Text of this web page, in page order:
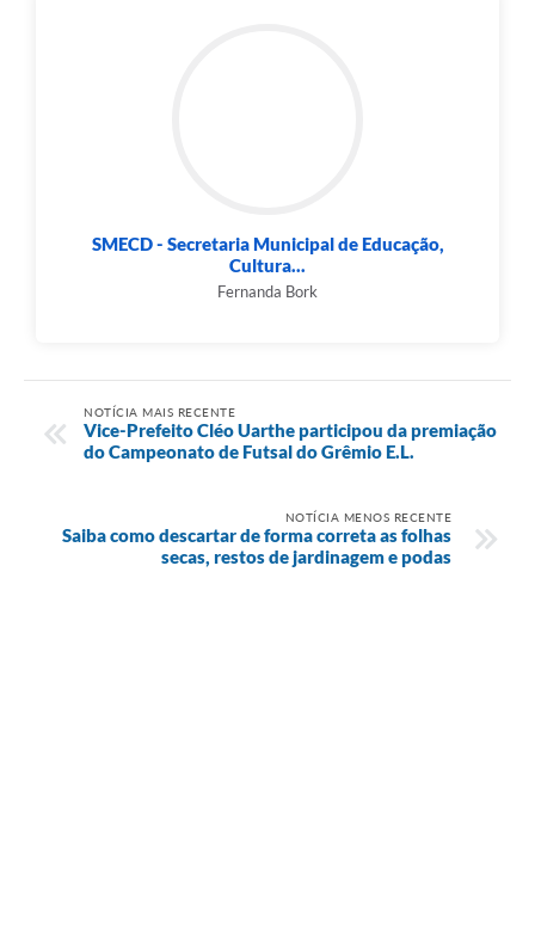
SMECD - Secretaria Municipal de Educação,
Cultura...
Fernanda Bork
NOTÍCIA MAIS RECENTE
Vice-Prefeito Cléo Uarthe participou da premiação
do Campeonato de Futsal do Grêmio E.L.
NOTÍCIA MENOS RECENTE
Saiba como descartar de forma correta as folhas
secas, restos de jardinagem e podas